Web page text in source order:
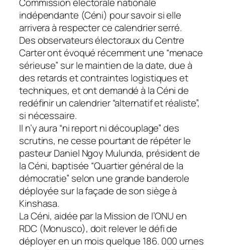
indépendante (Céni) pour savoir si elle
arrivera à respecter ce calendrier serré.
Des observateurs électoraux du Centre
Carter ont évoqué récemment une “menace
sérieuse” sur le maintien de la date, due à
des retards et contraintes logistiques et
techniques, et ont demandé à la Céni de
redéfinir un calendrier “alternatif et réaliste”,
si nécessaire.
Il n’y aura “ni report ni découplage” des
scrutins, ne cesse pourtant de répéter le
pasteur Daniel Ngoy Mulunda, président de
la Céni, baptisée “Quartier général de la
démocratie” selon une grande banderole
déployée sur la façade de son siège à
Kinshasa.
La Céni, aidée par la Mission de l’ONU en
RDC (Monusco), doit relever le défi de
déployer en un mois quelque 186. 000 urnes